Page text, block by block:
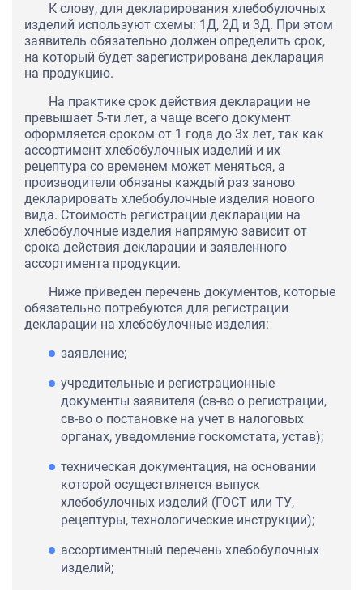
К слову, для декларирования хлебобулочных
изделий используют схемы: 1Д, 2Д и 3Д. При этом
заявитель обязательно должен определить срок,
на который будет зарегистрирована декларация
на продукцию.
На практике срок действия декларации не
превышает 5-ти лет, а чаще всего документ
оформляется сроком от 1 года до 3х лет, так как
ассортимент хлебобулочных изделий и их
рецептура со временем может меняться, а
производители обязаны каждый раз заново
декларировать хлебобулочные изделия нового
вида. Стоимость регистрации декларации на
хлебобулочные изделия напрямую зависит от
срока действия декларации и заявленного
ассортимента продукции.
Ниже приведен перечень документов, которые
обязательно потребуются для регистрации
декларации на хлебобулочные изделия:
заявление;
учредительные и регистрационные
документы заявителя (св-во о регистрации,
св-во о постановке на учет в налоговых
органах, уведомление госкомстата, устав);
техническая документация, на основании
которой осуществляется выпуск
хлебобулочных изделий (ГОСТ или ТУ,
рецептуры, технологические инструкции);
ассортиментный перечень хлебобулочных
изделий;